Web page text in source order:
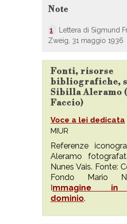
Note
1
Lettera di Sigmund
Zweig, 31 maggio 1936
Fonti, risorse
bibliografiche,
Sibilla Aleramo
Faccio)
Voce a lei dedicata
MIUR
Referenze
Aleramo
Nunes Vais. Fonte:
Fondo Mario
Immagine in
dominio.